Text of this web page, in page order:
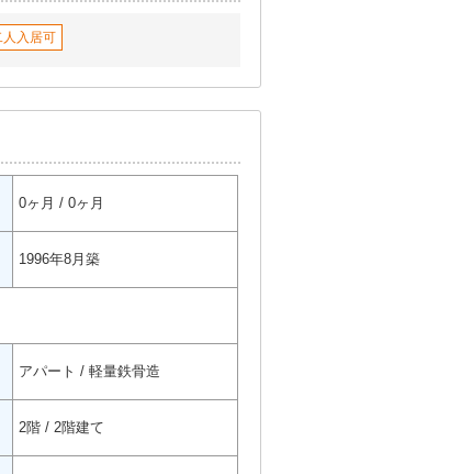
人入居可
0ヶ月 / 0ヶ月
1996年8月築
アパート / 軽量鉄骨造
2階 / 2階建て